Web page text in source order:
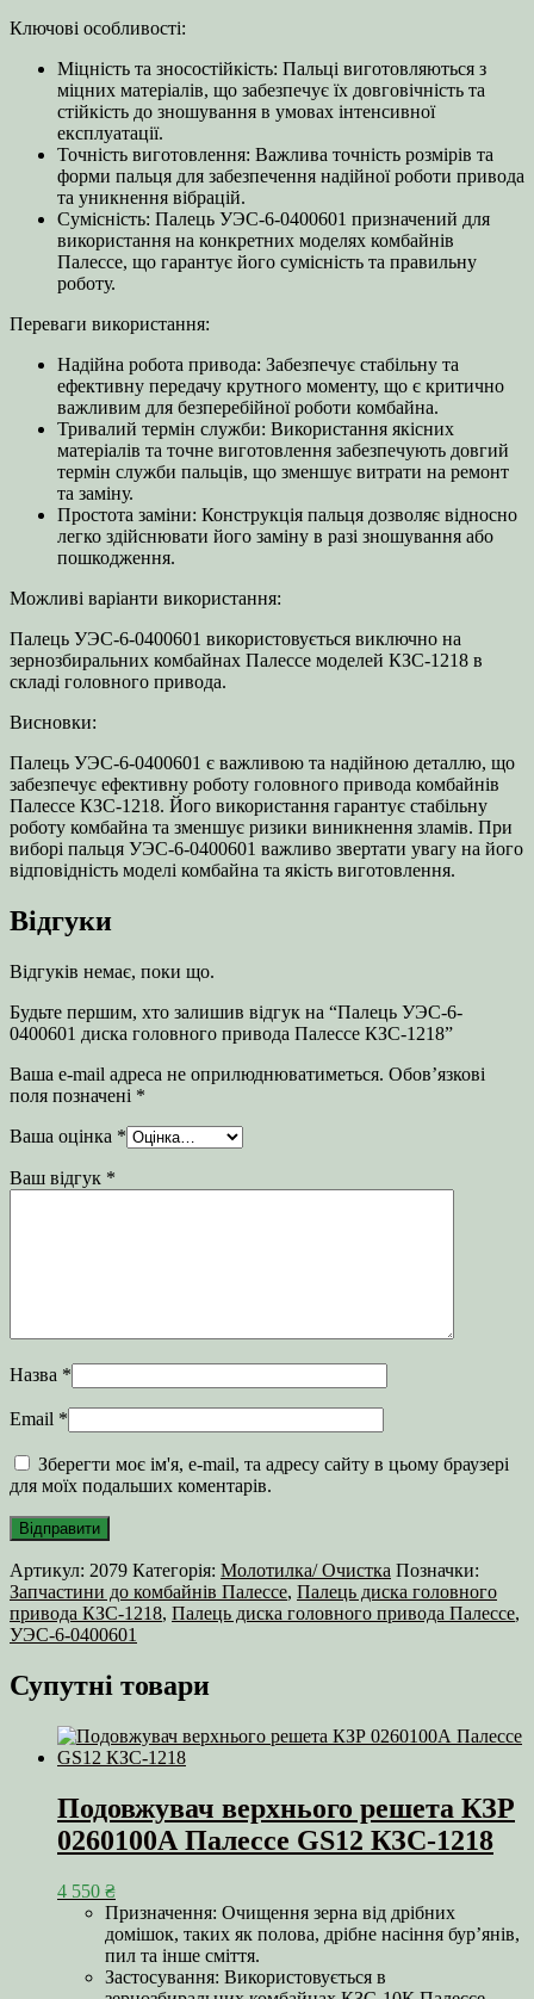
Ключові особливості:
Міцність та зносостійкість: Пальці виготовляються з
міцних матеріалів, що забезпечує їх довговічність та
стійкість до зношування в умовах інтенсивної
експлуатації.
Точність виготовлення: Важлива точність розмірів та
форми пальця для забезпечення надійної роботи привода
та уникнення вібрацій.
Сумісність: Палець УЭС-6-0400601 призначений для
використання на конкретних моделях комбайнів
Палессе, що гарантує його сумісність та правильну
роботу.
Переваги використання:
Надійна робота привода: Забезпечує стабільну та
ефективну передачу крутного моменту, що є критично
важливим для безперебійної роботи комбайна.
Тривалий термін служби: Використання якісних
матеріалів та точне виготовлення забезпечують довгий
термін служби пальців, що зменшує витрати на ремонт
та заміну.
Простота заміни: Конструкція пальця дозволяє відносно
легко здійснювати його заміну в разі зношування або
пошкодження.
Можливі варіанти використання:
Палець УЭС-6-0400601 використовується виключно на
зернозбиральних комбайнах Палессе моделей КЗС-1218 в
складі головного привода.
Висновки:
Палець УЭС-6-0400601 є важливою та надійною деталлю, що
забезпечує ефективну роботу головного привода комбайнів
Палессе КЗС-1218. Його використання гарантує стабільну
роботу комбайна та зменшує ризики виникнення зламів. При
виборі пальця УЭС-6-0400601 важливо звертати увагу на його
відповідність моделі комбайна та якість виготовлення.
Відгуки
Відгуків немає, поки що.
Будьте першим, хто залишив відгук на “Палець УЭС-6-
0400601 диска головного привода Палессе КЗС-1218”
Ваша e-mail адреса не оприлюднюватиметься. Обов’язкові
поля позначені *
Ваша оцінка *
Ваш відгук *
Назва *
Email *
Зберегти моє ім'я, e-mail, та адресу сайту в цьому браузері
для моїх подальших коментарів.
Артикул: 2079 Категорія: Молотилка/ Очистка Позначки:
Запчастини до комбайнів Палессе, Палець диска головного
привода КЗС-1218, Палець диска головного привода Палессе,
УЭС-6-0400601
Супутні товари
Подовжувач верхнього решета КЗР
0260100А Палессе GS12 КЗС-1218
4 550 ₴
Призначення: Очищення зерна від дрібних
домішок, таких як полова, дрібне насіння бур’янів,
пил та інше сміття.
Застосування: Використовується в